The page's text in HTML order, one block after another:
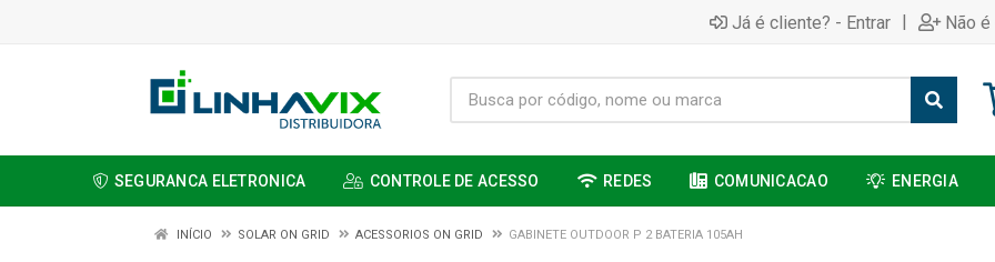
Já é cliente? - Entrar | Não
SEGURANCA ELETRONICA CONTROLE DE ACESSO REDES COMUNICACAO ENERGIA
INÍCIO SOLAR ON GRID ACESSORIOS ON GRID GABINETE OUTDOOR P 2 BATERIA 105AH